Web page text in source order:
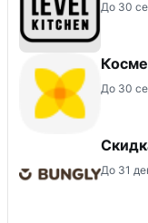
До 30
До 30
До 31